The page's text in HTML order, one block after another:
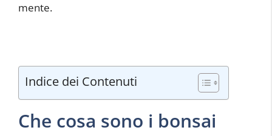
mente.
Indice dei Contenuti
Che cosa sono i bonsai